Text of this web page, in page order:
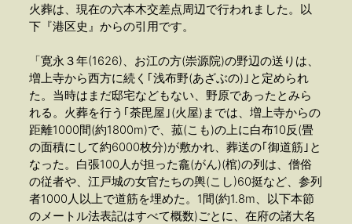
火葬は、現在の六本木交差点周辺で行われました。以
下『港区史』からの引用です。
「寛永３年(1626)、お江の方(崇源院)の野辺の送りは、
増上寺から西方に続く｢浅布野(あざぶの)｣と定められ
た。当時はまだ邸宅などもない、野原であったとみら
れる。火葬を行う｢荼毘屋｣(火屋)までは、増上寺からの
距離1000間(約1800m)で、菰(こも)の上に白布10反(畳
の面積にして約6000枚分)が敷かれ、葬送の｢御道筋｣と
なった。白張100人が担った龕(がん)(棺)の列は、僧俗
の従者や、江戸城の女官たちの輿(こし)60挺など、参列
者1000人以上で道筋を埋めた。1間(約1.8m、以下本節
のメートル法表記はすべて概数)ごとに、在府の諸大名